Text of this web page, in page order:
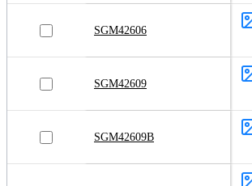
SGM42606
SGM42609
SGM42609B